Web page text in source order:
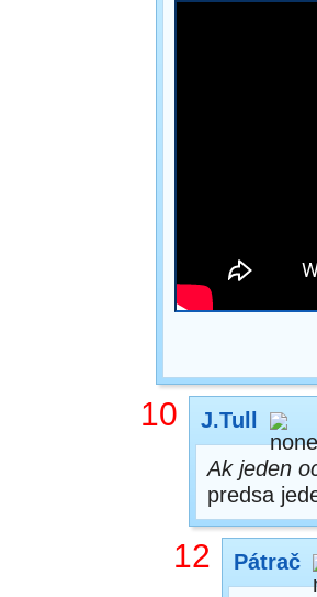
10 J.Tull
Ak jeden
predsa
12 Pátrač